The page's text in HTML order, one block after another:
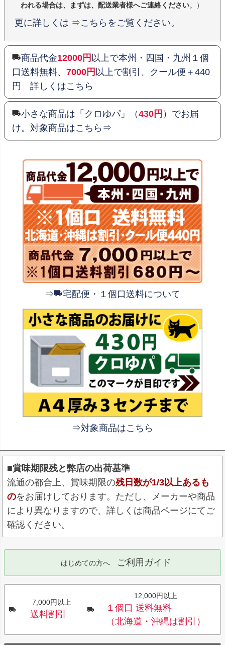
われる場合は、まずは、配送業者様へご連絡ください。）
更に詳しくは ⇒こちらをご覧ください。
商品代金12000円 以上で本州・四国・九州１個
口送料無料、 7000円 以上で割引、クール便＋440
円 詳しくはこちら
小さな商品は「クロゆパ」（430円 ）でお届
け。対象商品はこちら⇒
⇒ 宅配便・１個口送料について
⇒対象商品はこちら
■賞味期限残と弊店の出荷基準
流通の都合上、賞味期限の残日数が1/3以上あるも
のをお届けしております。ただし、メーカーや商品
により異なりますので、詳しくは商品ページにてご
確認ください。
はじめての方へ ご利用ガイド
7,000円以上
送料割引
12,000円以上
１個口 送料無料
（北海道・沖縄は割引）